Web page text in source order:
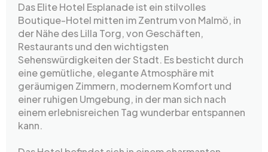
Das Elite Hotel Esplanade ist ein stilvolles
Boutique-Hotel mitten im Zentrum von Malmö, in
der Nähe des Lilla Torg, von Geschäften,
Restaurants und den wichtigsten
Sehenswürdigkeiten der Stadt. Es besticht durch
eine gemütliche, elegante Atmosphäre mit
geräumigen Zimmern, modernem Komfort und
einer ruhigen Umgebung, in der man sich nach
einem erlebnisreichen Tag wunderbar entspannen
kann.